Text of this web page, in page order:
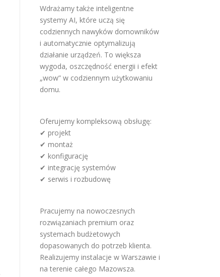
Wdrażamy także inteligentne
systemy AI, które uczą się
codziennych nawyków domowników
i automatycznie optymalizują
działanie urządzeń. To większa
wygoda, oszczędność energii i efekt
„wow” w codziennym użytkowaniu
domu.
Oferujemy kompleksową obsługę:
✔ projekt
✔ montaż
✔ konfigurację
✔ integrację systemów
✔ serwis i rozbudowę
Pracujemy na nowoczesnych
rozwiązaniach premium oraz
systemach budżetowych
dopasowanych do potrzeb klienta.
Realizujemy instalacje w Warszawie i
na terenie całego Mazowsza.